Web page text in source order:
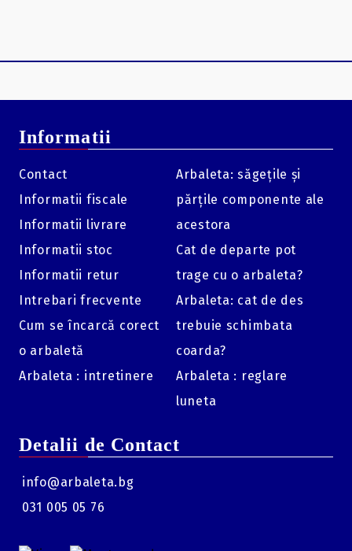
Informatii
Contact
Informatii fiscale
Informatii livrare
Informatii stoc
Informatii retur
Intrebari frecvente
Cum se încarcă corect
o arbaletă
Arbaleta : intretinere
Arbaleta: săgețile și
părțile componente ale
acestora
Cat de departe pot
trage cu o arbaleta?
Arbaleta: cat de des
trebuie schimbata
coarda?
Arbaleta : reglare
luneta
Detalii de Contact
info@arbaleta.bg
031 005 05 76